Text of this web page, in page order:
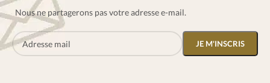
Nous ne partagerons pas votre adresse e-mail.